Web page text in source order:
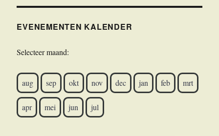
EVENEMENTEN KALENDER
Selecteer maand:
aug sep okt nov dec jan feb mrt
apr mei jun jul